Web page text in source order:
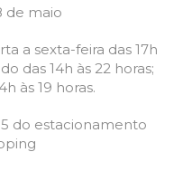
de maio
a sexta-feira das 17h
das 14h às 22 horas;
às 19 horas.
do estacionamento